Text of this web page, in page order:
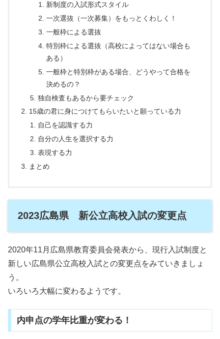
新制度の入試形式スタイル
一次選抜（一次募集）をもっとくわしく！
一般枠による選抜
特別枠による選抜（高校によってはない場合も
ある）
一般枠と特別枠がある場合、どうやって合格を
決めるの？
独自検査もあるから要チェック
15歳の君に身につけてもらいたいと願っている力
自己を認識する力
自分の人生を選択する力
表現する力
まとめ
2023広島県 新公立高校入試の変更点
2020年11月広島県教育委員会発表から、現行入試制度と
新しい広島県公立高校入試との変更点をみていきましょ
う。
いろいろ大幅に変わるようです。
内申点の学年比重が変わる！